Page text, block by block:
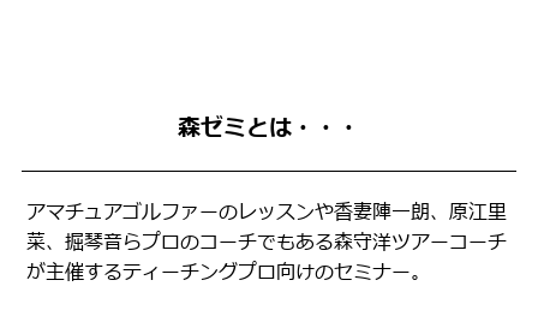
森ゼミとは・・・
アマチュアゴルファーのレッスンや香妻陣一朗、原江里
菜、掘琴音らプロのコーチでもある森守洋ツアーコーチ
が主催するティーチングプロ向けのセミナー。